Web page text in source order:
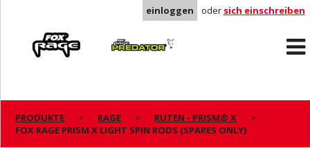
einloggen oder sich einschreiben
Predator
PRODUKTE RAGE
RUTEN - PRISM® X
FOX RAGE PRISM X LIGHT SPIN RODS (SPARES ONLY)